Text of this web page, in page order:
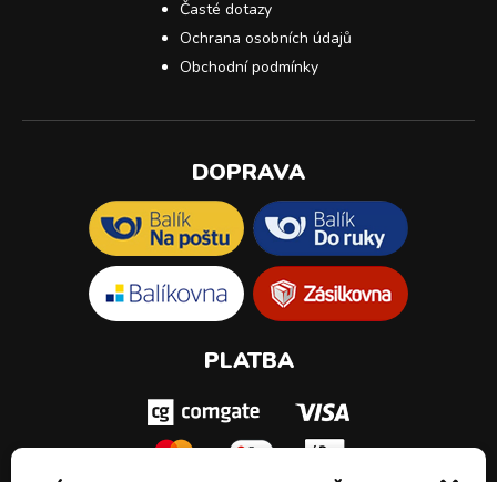
Časté dotazy
Ochrana osobních údajů
Obchodní podmínky
DOPRAVA
PLATBA